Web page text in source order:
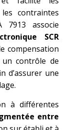
contraintes
7913 associe
SCR
compensation
contrôle de
d’assurer une
à différentes
entre